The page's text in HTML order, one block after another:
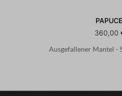
360,00
Ausgefallener Mantel -